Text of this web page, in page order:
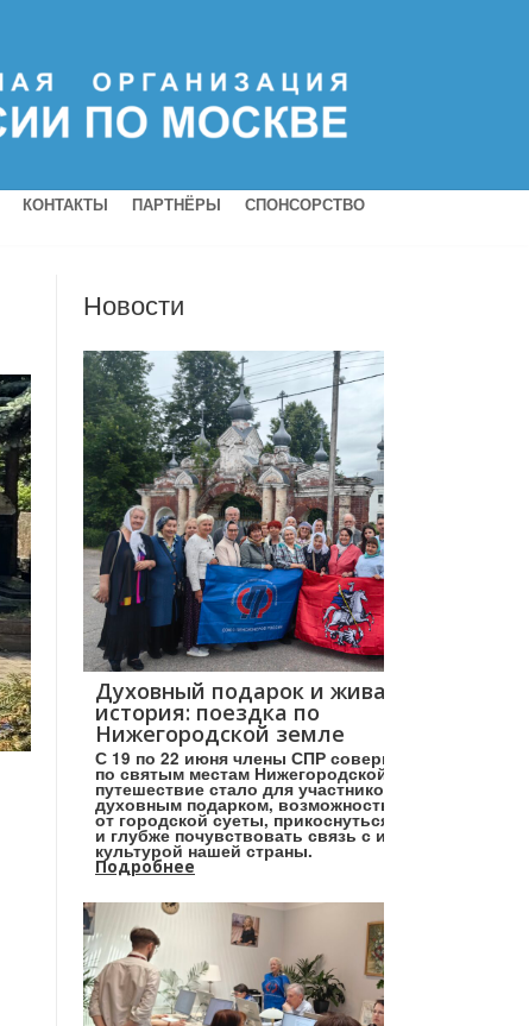
КОНТАКТЫ ПАРТНЁРЫ
СПОНСОРСТВО
Новости
Духовный подарок и живая
история: поездка по
Нижегородской земле
С 19 по 22 июня члены СПР совершили поездку
по святым местам Нижегородской земли. Это
путешествие стало для участников настоящим
духовным подарком, возможностью отвлечься
от городской суеты, прикоснуться к святыням
и глубже почувствовать связь с историей и
культурой нашей страны.
Подробнее